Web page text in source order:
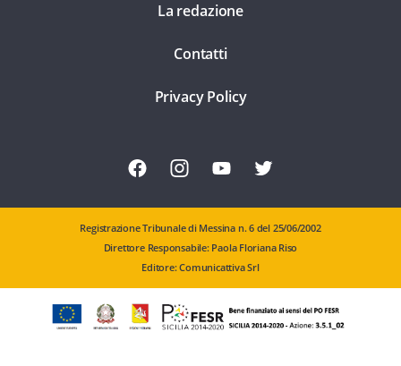
La redazione
Contatti
Privacy Policy
Registrazione Tribunale di Messina n. 6 del 25/06/2002
Direttore Responsabile: Paola Floriana Riso
Editore: Comunicattiva Srl